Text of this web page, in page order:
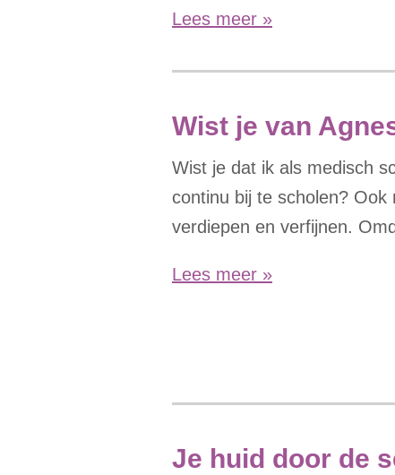
Lees meer »
Wist je van
Wist je dat ik als medisch
continu bij te scholen?
verdiepen en verfijnen.
Lees meer »
Je huid door de